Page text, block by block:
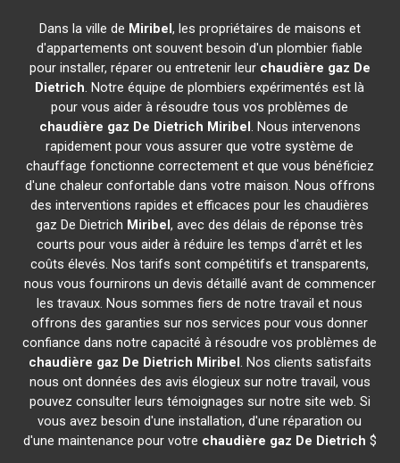
Dans la ville de Miribel, les propriétaires de maisons et
d'appartements ont souvent besoin d'un plombier fiable
pour installer, réparer ou entretenir leur chaudière gaz De
Dietrich. Notre équipe de plombiers expérimentés est là
pour vous aider à résoudre tous vos problèmes de
chaudière gaz De Dietrich Miribel. Nous intervenons
rapidement pour vous assurer que votre système de
chauffage fonctionne correctement et que vous bénéficiez
d'une chaleur confortable dans votre maison. Nous offrons
des interventions rapides et efficaces pour les chaudières
gaz De Dietrich Miribel, avec des délais de réponse très
courts pour vous aider à réduire les temps d'arrêt et les
coûts élevés. Nos tarifs sont compétitifs et transparents,
nous vous fournirons un devis détaillé avant de commencer
les travaux. Nous sommes fiers de notre travail et nous
offrons des garanties sur nos services pour vous donner
confiance dans notre capacité à résoudre vos problèmes de
chaudière gaz De Dietrich Miribel. Nos clients satisfaits
nous ont données des avis élogieux sur notre travail, vous
pouvez consulter leurs témoignages sur notre site web. Si
vous avez besoin d'une installation, d'une réparation ou
d'une maintenance pour votre chaudière gaz De Dietrich $